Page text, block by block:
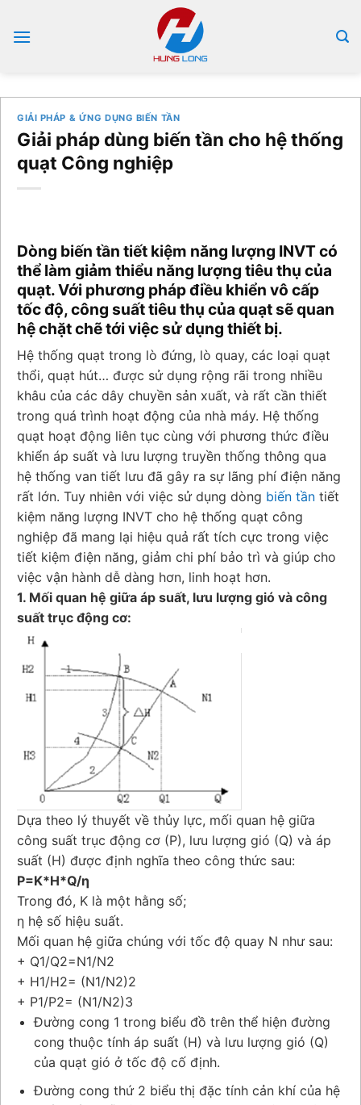
qua
GIẢI PHÁP & ỨNG DỤNG BIẾN TẦN
Giải pháp dùng biến tần cho hệ thống
quạt Công nghiệp
Dòng biến tần tiết kiệm năng lượng INVT có
thể làm giảm thiểu năng lượng tiêu thụ của
quạt. Với phương pháp điều khiển vô cấp
tốc độ, công suất tiêu thụ của quạt sẽ quan
hệ chặt chẽ tới việc sử dụng thiết bị.
Hệ thống quạt trong lò đứng, lò quay, các loại quạt
thổi, quạt hút… được sử dụng rộng rãi trong nhiều
khâu của các dây chuyền sản xuất, và rất cần thiết
trong quá trình hoạt động của nhà máy. Hệ thống
quạt hoạt động liên tục cùng với phương thức điều
khiển áp suất và lưu lượng truyền thống thông qua
hệ thống van tiết lưu đã gây ra sự lãng phí điện năng
rất lớn. Tuy nhiên với việc sử dụng dòng biến tần tiết
kiệm năng lượng INVT cho hệ thống quạt công
nghiệp đã mang lại hiệu quả rất tích cực trong việc
tiết kiệm điện năng, giảm chi phí bảo trì và giúp cho
việc vận hành dễ dàng hơn, linh hoạt hơn.
1. Mối quan hệ giữa áp suất, lưu lượng gió và công
suất trục động cơ:
Dựa theo lý thuyết về thủy lực, mối quan hệ giữa
công suất trục động cơ (P), lưu lượng gió (Q) và áp
suất (H) được định nghĩa theo công thức sau:
P=K*H*Q/η
Trong đó, K là một hằng số;
η hệ số hiệu suất.
Mối quan hệ giữa chúng với tốc độ quay N như sau:
+ Q1/Q2=N1/N2
+ H1/H2= (N1/N2)2
+ P1/P2= (N1/N2)3
Đường cong 1 trong biểu đồ trên thể hiện đường
cong thuộc tính áp suất (H) và lưu lượng gió (Q)
của quạt gió ở tốc độ cố định.
Đường cong thứ 2 biểu thị đặc tính cản khí của hệ